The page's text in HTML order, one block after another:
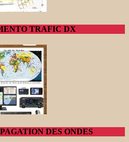
TRAFIC DX
DES ONDES